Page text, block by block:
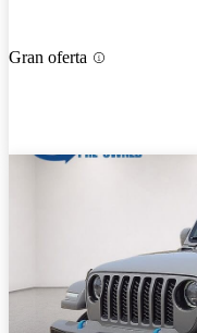
Gran oferta